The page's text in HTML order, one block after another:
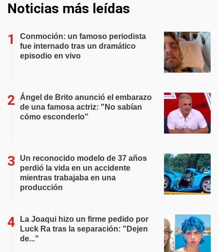
Noticias más leídas
Conmoción: un famoso periodista
fue internado tras un dramático
episodio en vivo
Ángel de Brito anunció el embarazo
de una famosa actriz: "No sabían
cómo esconderlo"
Un reconocido modelo de 37 años
perdió la vida en un accidente
mientras trabajaba en una
producción
La Joaqui hizo un firme pedido por
Luck Ra tras la separación: "Dejen
de..."